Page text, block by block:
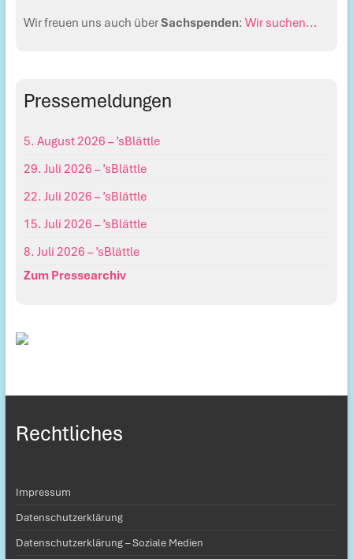
Wir freuen uns auch überSachspenden:Wir suchen...
Pressemeldungen
5. August 2026 – ’sBlättle
29. Juli 2026 – ’sBlättle
22. Juli 2026 – ’sBlättle
15. Juli 2026 – ’sBlättle
8. Juli 2026 – ’sBlättle
Zum Pressearchiv
Rechtliches
Impressum
Datenschutzerklärung
Datenschutzerklärung – Soziale Medien